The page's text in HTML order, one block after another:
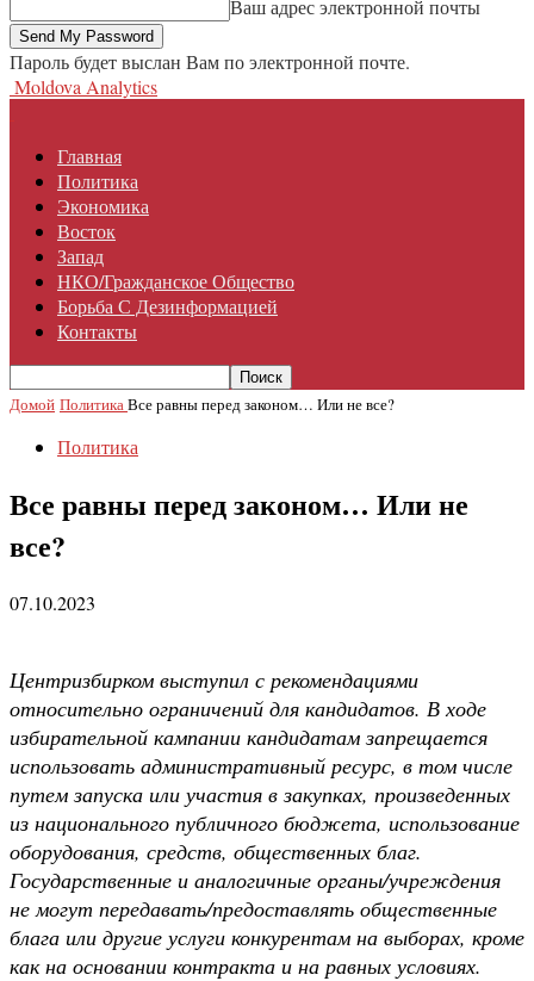
Ваш адрес электронной почты
Пароль будет выслан Вам по электронной почте.
Moldova Analytics
Главная
Политика
Экономика
Восток
Запад
НКО/гражданское Общество
Борьба С Дезинформацией
Контакты
Домой ПолитикаВсе равны перед законом… Или не все?
Политика
Все равны перед законом… Или не
все?
07.10.2023
Центризбирком выступил с рекомендациями
относительно ограничений для кандидатов. В ходе
избирательной кампании кандидатам запрещается
использовать административный ресурс, в том числе
путем запуска или участия в закупках, произведенных
из национального публичного бюджета, использование
оборудования, средств, общественных благ.
Государственные и аналогичные органы/учреждения
не могут передавать/предоставлять общественные
блага или другие услуги конкурентам на выборах, кроме
как на основании контракта и на равных условиях.